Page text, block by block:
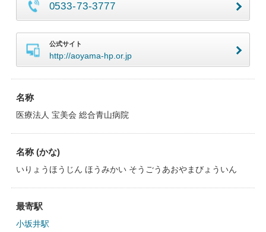
0533-73-3777
公式サイト
http://aoyama-hp.or.jp
名称
医療法人 宝美会 総合青山病院
名称 (かな)
いりょうほうじん ほうみかい そうごうあおやまびょういん
最寄駅
小坂井駅